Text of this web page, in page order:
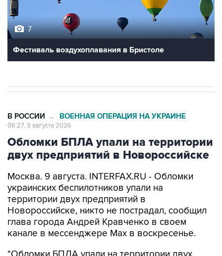
7
Фестиваль воздухоплавания в Бристоле
В РОССИИ → ВОЕННАЯ ОПЕРАЦИЯ НА УКРАИНЕ
06:27, 9 августа 2026
Обломки БПЛА упали на территории
двух предприятий в Новороссийске
Москва. 9 августа. INTERFAX.RU - Обломки
украинских беспилотников упали на
территории двух предприятий в
Новороссийске, никто не пострадал, сообщил
глава города Андрей Кравченко в своем
канале в мессенджере Max в воскресенье.